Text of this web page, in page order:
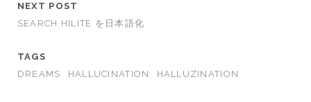
NEXT POST
SEARCH HILITE を日本語化
TAGS
DREAMS
HALLUCINATION HALLUZINATION